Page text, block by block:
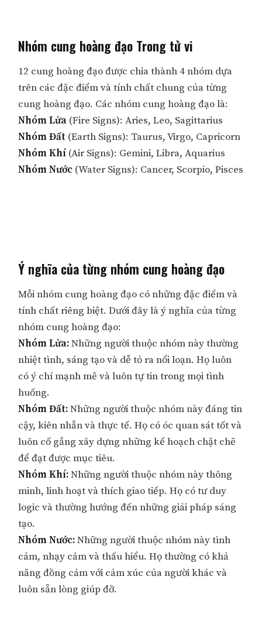
Nhóm cung hoàng đạo Trong tử vi
12 cung hoàng đạo được chia thành 4 nhóm dựa
trên các đặc điểm và tính chất chung của từng
cung hoàng đạo. Các nhóm cung hoàng đạo là:
Nhóm Lửa (Fire Signs): Aries, Leo, Sagittarius
Nhóm Đất (Earth Signs): Taurus, Virgo, Capricorn
Nhóm Khí (Air Signs): Gemini, Libra, Aquarius
Nhóm Nước (Water Signs): Cancer, Scorpio, Pisces
Ý nghĩa của từng nhóm cung hoàng đạo
Mỗi nhóm cung hoàng đạo có những đặc điểm và
tính chất riêng biệt. Dưới đây là ý nghĩa của từng
nhóm cung hoàng đạo:
Nhóm Lửa:Những người thuộc nhóm này thường
nhiệt tình, sáng tạo và dễ tỏ ra nổi loạn. Họ luôn
có ý chí mạnh mẽ và luôn tự tin trong mọi tình
huống.
Nhóm Đất:Những người thuộc nhóm này đáng tin
cậy, kiên nhẫn và thực tế. Họ có óc quan sát tốt và
luôn cố gắng xây dựng những kế hoạch chặt chẽ
để đạt được mục tiêu.
Nhóm Khí:Những người thuộc nhóm này thông
minh, linh hoạt và thích giao tiếp. Họ có tư duy
logic và thường hướng đến những giải pháp sáng
tạo.
Nhóm Nước:Những người thuộc nhóm này tình
cảm, nhạy cảm và thấu hiểu. Họ thường có khả
năng đồng cảm với cảm xúc của người khác và
luôn sẵn lòng giúp đỡ.